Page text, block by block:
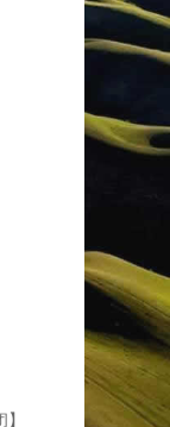
】